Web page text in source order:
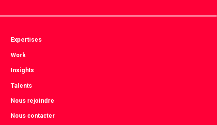
Expertises
Work
Insights
Talents
Nous rejoindre
Nous contacter